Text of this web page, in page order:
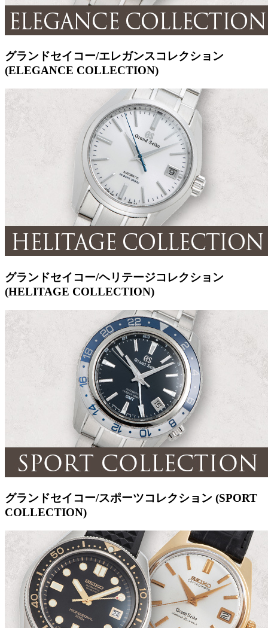
グランドセイコー/エレガンスコレクション
(ELEGANCE COLLECTION)
グランドセイコー/ヘリテージコレクション
(HELITAGE COLLECTION)
グランドセイコー/スポーツコレクション (SPORT
COLLECTION)